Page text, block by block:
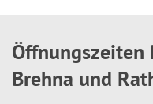
Öffnungszeiten
Brehna und